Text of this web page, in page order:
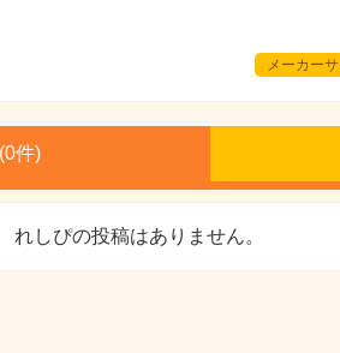
メーカー
0件)
れしぴの投稿はありません。